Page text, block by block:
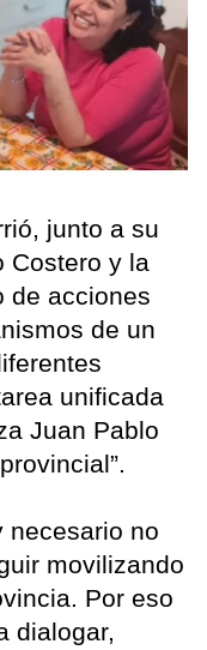
junto a su
Costero y la
de acciones
de un
unificada
Juan Pablo
necesario no
movilizando
Por eso
dialogar,